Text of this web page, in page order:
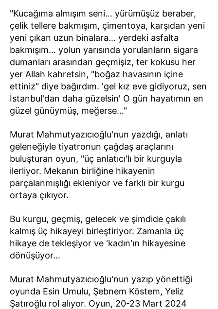
"Kucağıma almışım seni… yürümüşüz beraber,
çelik tellere bakmışım, çimentoya, karşıdan yeni
yeni çıkan uzun binalara… yerdeki asfalta
bakmışım… yolun yarısında yorulanların sigara
dumanları arasından geçmişiz, ter kokusu her
yer Allah kahretsin, "boğaz havasının içine
ettiniz" diye bağırdım. 'gel kız eve gidiyoruz, sen
İstanbul'dan daha güzelsin' O gün hayatımın en
güzel günüymüş, meğerse…"
Murat Mahmutyazıcıoğlu'nun yazdığı, anlatı
geleneğiyle tiyatronun çağdaş araçlarını
buluşturan oyun, "üç anlatıcı'lı bir kurguyla
ilerliyor. Mekanın birliğine hikayenin
parçalanmışlığı ekleniyor ve farklı bir kurgu
ortaya çıkıyor.
Bu kurgu, geçmiş, gelecek ve şimdide çakılı
kalmış üç hikayeyi birleştiriyor. Zamanla üç
hikaye de tekleşiyor ve 'kadın'ın hikayesine
dönüşüyor…
Murat Mahmutyazıcıoğlu'nun yazıp yönettiği
oyunda Esin Umulu, Şebnem Köstem, Yeliz
Şatıroğlu rol alıyor. Oyun, 20-23 Mart 2024